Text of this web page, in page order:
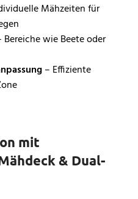
Mähzeiten für
Bereiche wie Beete oder
– Effiziente
mit
& Dual-